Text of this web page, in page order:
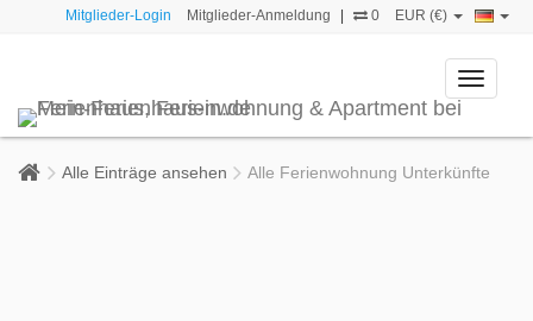
Mitglieder-Login Mitglieder-Anmeldung 0 EUR (€)
Toggle
Alle Einträge ansehen Alle Ferienwohnung Unterkünfte